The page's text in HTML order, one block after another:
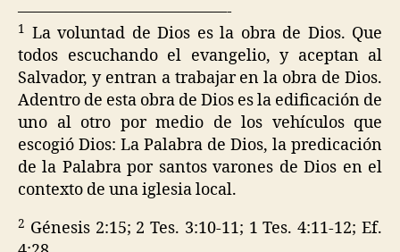
—————————————-
1 La voluntad de Dios es la obra de Dios. Que
todos escuchando el evangelio, y aceptan al
Salvador, y entran a trabajar en la obra de Dios.
Adentro de esta obra de Dios es la edificación de
uno al otro por medio de los vehículos que
escogió Dios: La Palabra de Dios, la predicación
de la Palabra por santos varones de Dios en el
contexto de una iglesia local.
2 Génesis 2:15; 2 Tes. 3:10-11; 1 Tes. 4:11-12; Ef.